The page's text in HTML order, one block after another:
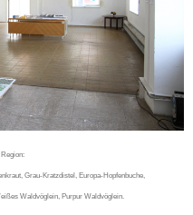
Region:
Grau-Kratzdistel, Europa-Hopfenbuche,
Waldvöglein, Purpur Waldvöglein.